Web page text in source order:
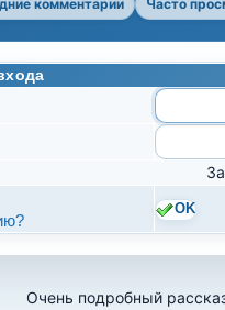
комментарии Часто
OK
Очень подробный